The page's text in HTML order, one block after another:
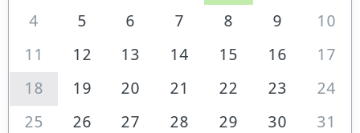
4
5 6 7 8 9
10
11
12 13 14 15 16
17
18
19 20 21 22 23
24
25
26 27 28 29 30 31